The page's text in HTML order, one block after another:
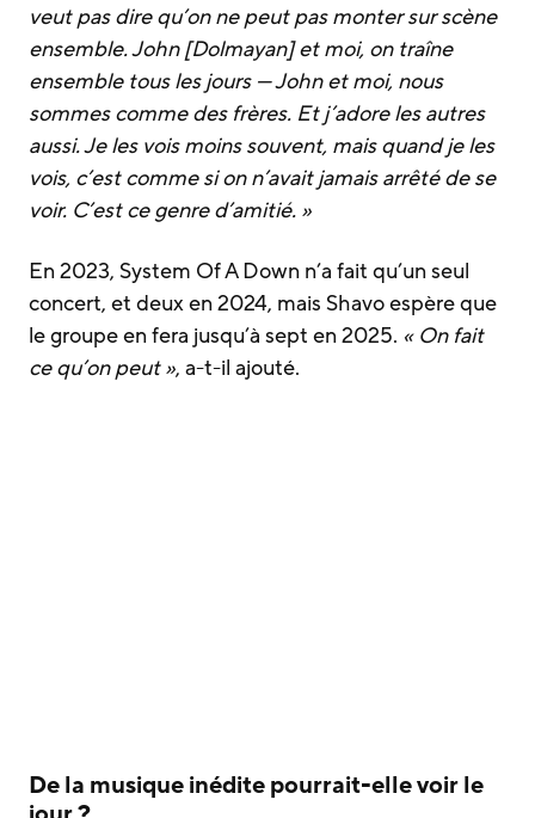
veut pas dire qu’on ne peut pas monter sur scène
ensemble. John [Dolmayan] et moi, on traîne
ensemble tous les jours — John et moi, nous
sommes comme des frères. Et j’adore les autres
aussi. Je les vois moins souvent, mais quand je les
vois, c’est comme si on n’avait jamais arrêté de se
voir. C’est ce genre d’amitié. »
En 2023, System Of A Down n’a fait qu’un seul
concert, et deux en 2024, mais Shavo espère que
le groupe en fera jusqu’à sept en 2025. « On fait
ce qu’on peut », a-t-il ajouté.
De la musique inédite pourrait-elle voir le